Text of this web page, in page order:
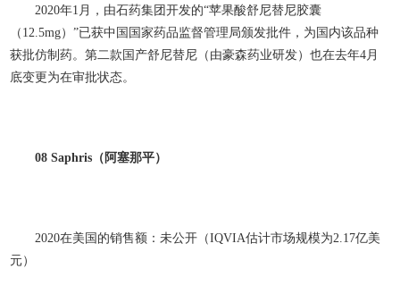
2020年1月，由石药集团开发的“苹果酸舒尼替尼胶囊
（12.5mg）”已获中国国家药品监督管理局颁发批件，为国内该品种
获批仿制药。第二款国产舒尼替尼（由豪森药业研发）也在去年4月
底变更为在审批状态。
08 Saphris （阿塞那平）
2020在美国的销售额：未公开（IQVIA估计市场规模为2.17亿美
元）